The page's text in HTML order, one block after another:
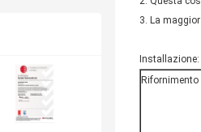
3. La
Installazione: